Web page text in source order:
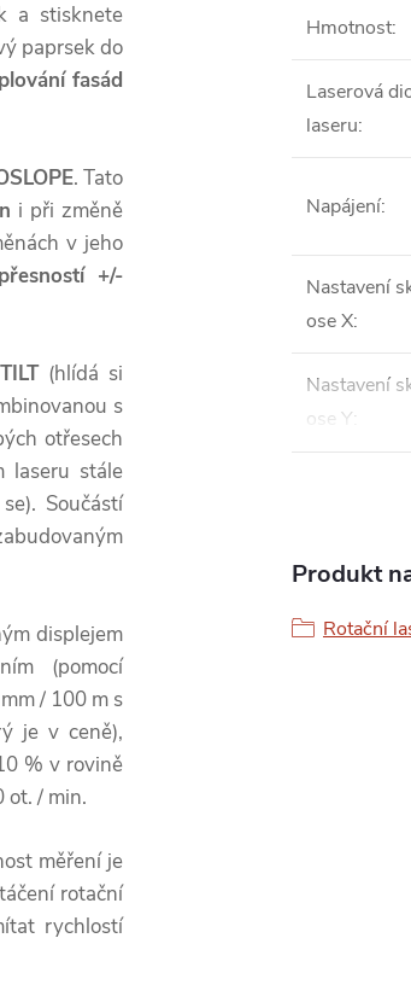
a stisknete
paprsek do
fasád
. Tato
i při změně
v jeho
+/-
TILT(hlídá si
s
otřesech
laseru stále
Součástí
displejem
(pomocí
/ 100 m s
je v ceně),
% v rovině
ot. / min.
měření je
rotační
rychlostí
Hmotnost:
Laserová
laseru:
Napájení:
Nastavení
ose X:
Nastavení
ose Y:
Produkt
Rotační